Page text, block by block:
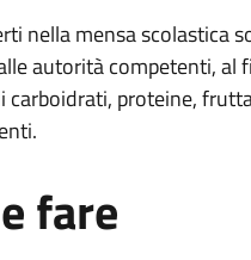
nella mensa scolastica
autorità competenti, al
carboidrati, proteine,
fare